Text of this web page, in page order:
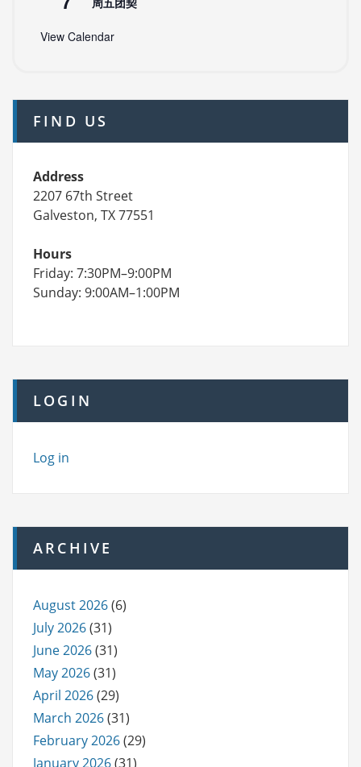
View Calendar
FIND US
Address
2207 67th Street
Galveston, TX 77551
Hours
Friday: 7:30PM–9:00PM
Sunday: 9:00AM–1:00PM
LOGIN
Log in
ARCHIVE
August 2026(6)
July 2026(31)
June 2026(31)
May 2026(31)
April 2026(29)
March 2026(31)
February 2026(29)
January 2026(31)